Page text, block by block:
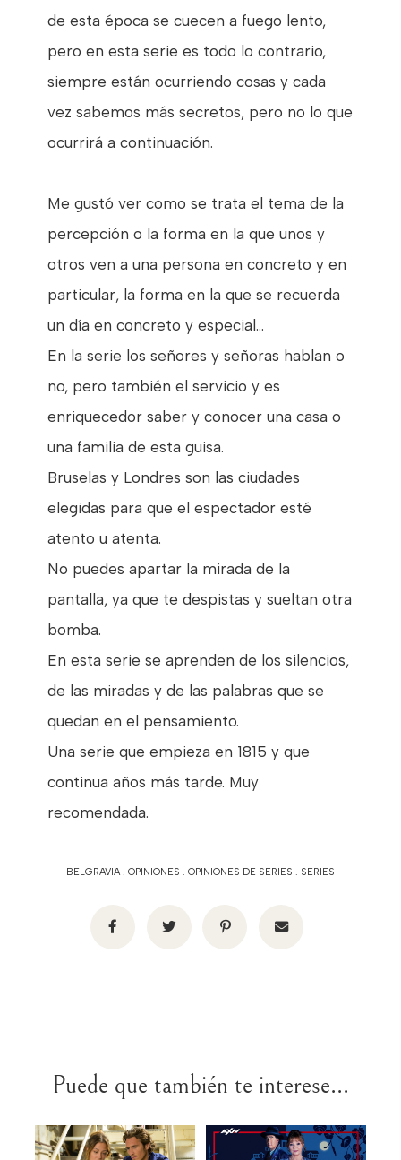
de esta época se cuecen a fuego lento,
pero en esta serie es todo lo contrario,
siempre están ocurriendo cosas y cada
vez sabemos más secretos, pero no lo que
ocurrirá a continuación.
Me gustó ver como se trata el tema de la
percepción o la forma en la que unos y
otros ven a una persona en concreto y en
particular, la forma en la que se recuerda
un día en concreto y especial...
En la serie los señores y señoras hablan o
no, pero también el servicio y es
enriquecedor saber y conocer una casa o
una familia de esta guisa.
Bruselas y Londres son las ciudades
elegidas para que el espectador esté
atento u atenta.
No puedes apartar la mirada de la
pantalla, ya que te despistas y sueltan otra
bomba.
En esta serie se aprenden de los silencios,
de las miradas y de las palabras que se
quedan en el pensamiento.
Una serie que empieza en 1815 y que
continua años más tarde. Muy
recomendada.
BELGRAVIA. OPINIONES . OPINIONES DE SERIES . SERIES
Puede que también te interese...